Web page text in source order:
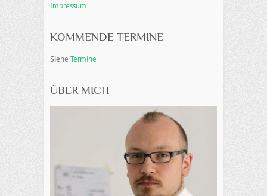
Impressum
KOMMENDE TERMINE
Siehe Termine
ÜBER MICH